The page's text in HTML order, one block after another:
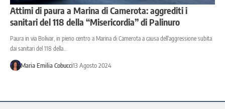
Attimi di paura a Marina di Camerota: aggrediti i
sanitari del 118 della “Misericordia” di Palinuro
Paura in via Bolivar, in pieno centro a Marina di Camerota a causa dell'aggressione subita
dai sanitari del 118 della…
Maria Emilia Cobucci13 Agosto 2024